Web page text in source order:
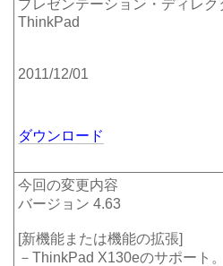
プレゼンテーション・ディレ
ThinkPad
2011/12/01
ダウンロード
今回の変更内容
バージョン 4.63
[新機能または機能の拡張]
－ThinkPad X130eのサポート。